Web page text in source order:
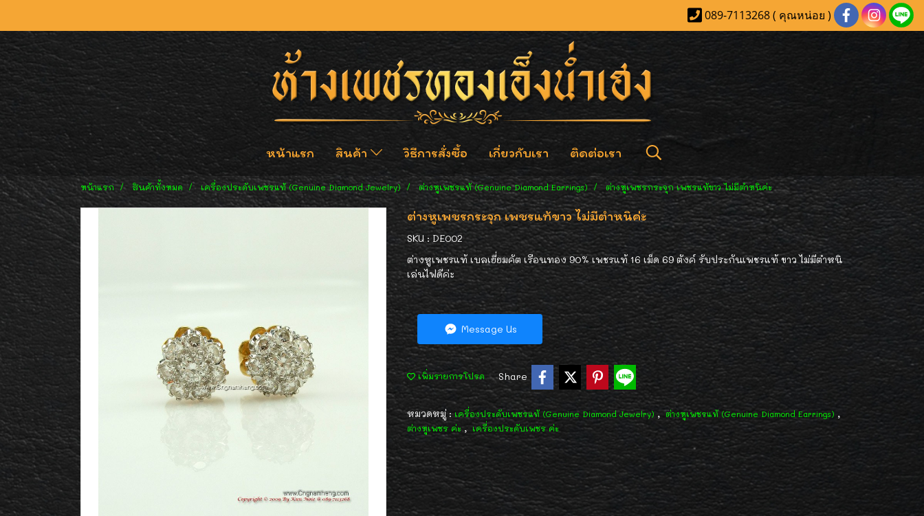
089-7113268 ( คุณหน่อย )
หน้าแรก สินค้า วิธีการสั่งซื้อ เกี่ยวกับเรา ติดต่อเรา
หน้าแรก สินค้าทั้งหมด เครื่องประดับเพชรแท้ (Genuine Diamond Jewelry) ต่างหูเพชรแท้ (Genuine Diamond Earrings) ต่างหูเพชรกระจุก เพชรแท้ขาว ไม่มีตำหนิค่ะ
ต่างหูเพชรกระจุก เพชรแท้ขาว ไม่มีตำหนิค่ะ
SKU : DE002
ต่างหูเพชรแท้ เบลเยี่ยมคัต เรือนทอง 90% เพชรแท้ 16 เม็ด 69 ตังค์ รับประกันเพชรแท้ ขาว ไม่มีตำหนิ
เล่นไฟดีค่ะ
Message Us
เพิ่มรายการโปรด Share
หมวดหมู่ :เครื่องประดับเพชรแท้ (Genuine Diamond Jewelry) , ต่างหูเพชรแท้ (Genuine Diamond Earrings) ,
ต่างหูเพชร ค่ะ , เครื่องประดับเพชร ค่ะ